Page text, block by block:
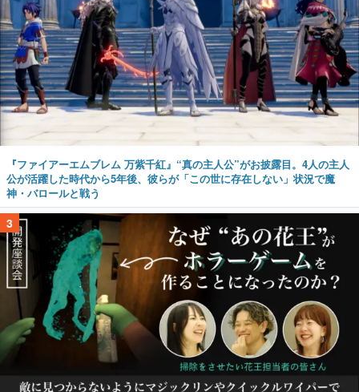
『ファイアーエムブレム 万紫千紅』“真の主人公”がお披露目。4人の主人
公が活躍した時代から5年後、彼らが「この世に存在しない」状況で魔
神・バロールと戦う
3